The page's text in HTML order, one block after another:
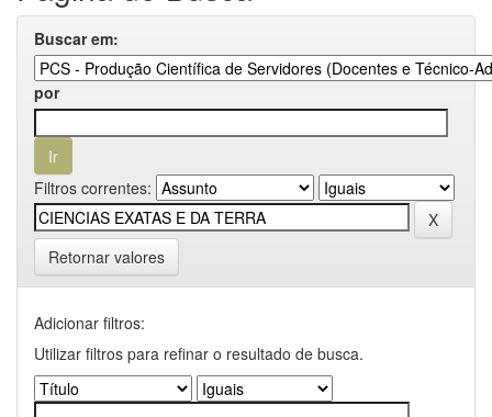
Buscar em:
por
Filtros correntes:
Retornar valores
Adicionar filtros:
Utilizar filtros para refinar o resultado de busca.